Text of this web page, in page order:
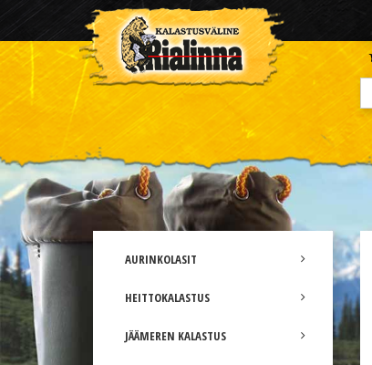
AURINKOLASIT
HEITTOKALASTUS
JÄÄMEREN KALASTUS